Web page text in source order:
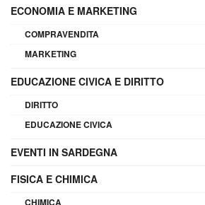
ECONOMIA E MARKETING
COMPRAVENDITA
MARKETING
EDUCAZIONE CIVICA E DIRITTO
DIRITTO
EDUCAZIONE CIVICA
EVENTI IN SARDEGNA
FISICA E CHIMICA
CHIMICA